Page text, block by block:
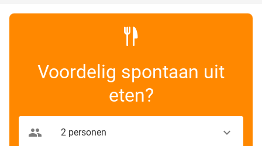
Voordelig spontaan uit
eten?